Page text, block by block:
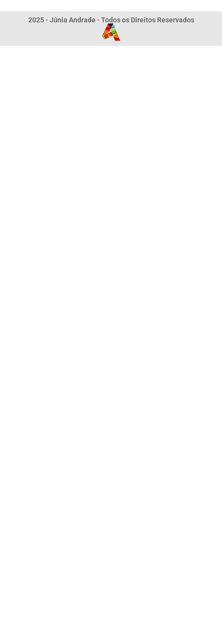
2025 - Júnia Andrade - Todos os Direitos Reservados